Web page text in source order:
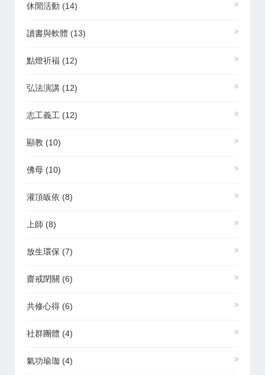
休閒活動 (14)
讀書與軟體 (13)
點燈祈福 (12)
弘法演講 (12)
志工義工 (12)
顯教 (10)
佛母 (10)
灌頂皈依 (8)
上師 (8)
放生環保 (7)
齋戒閉關 (6)
共修心得 (6)
社群團體 (4)
氣功瑜珈 (4)